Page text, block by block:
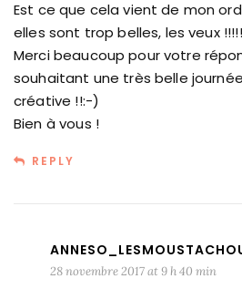
Est ce que cela vient de mon
elles sont trop belles, les veux
Merci beaucoup pour votre
souhaitant une très belle
créative !!:-)
Bien à vous !
REPLY
28 novembre 2017 at 9 h 40 min